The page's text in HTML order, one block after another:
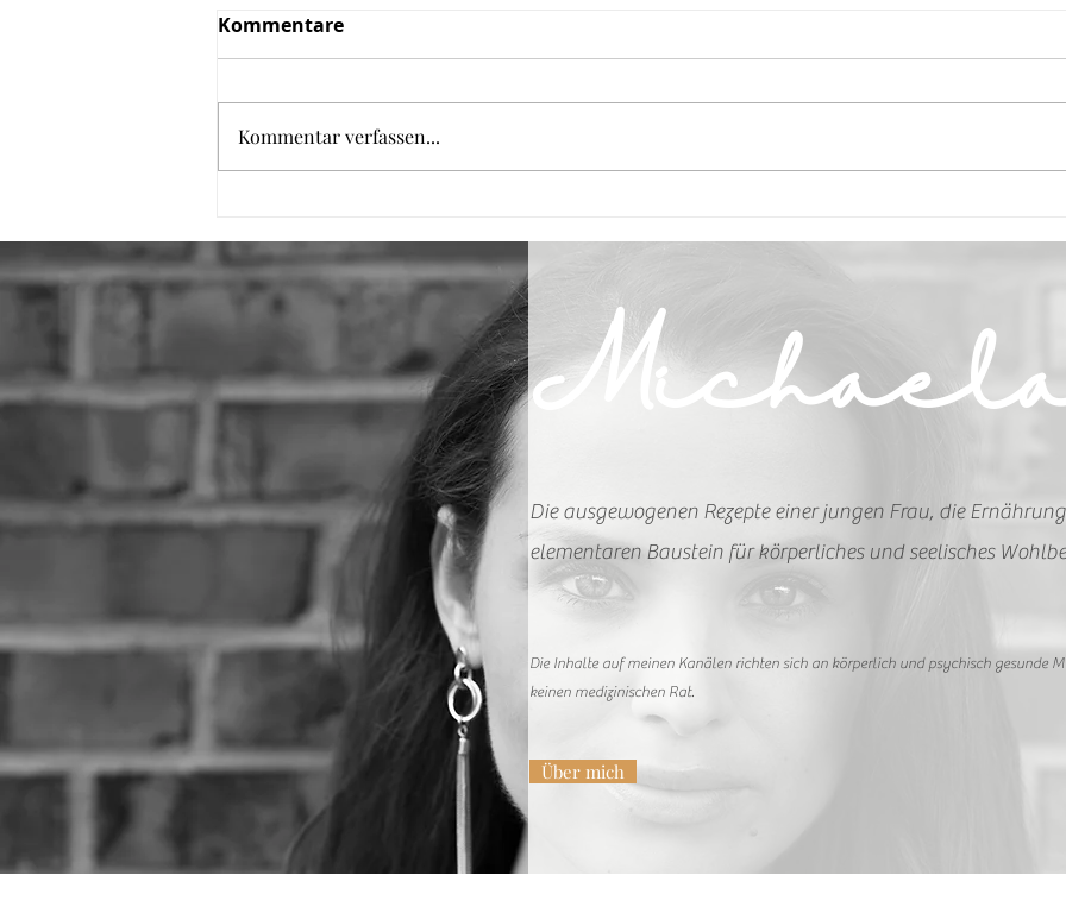
Kaltschale
Kommentare
Kommentar verfassen...
Die ausgewogenen Rezepte einer jungen Frau, die
elementaren Baustein für körperliches und seelisches
Die Inhalte auf meinen Kanälen richten sich an körperlich und psychisch gesunde
keinen medizinischen Rat.
Über mich